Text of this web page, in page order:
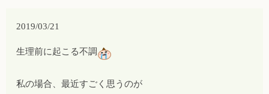
2019/03/21
生理前に起こる不調
私の場合、最近すごく思うのが